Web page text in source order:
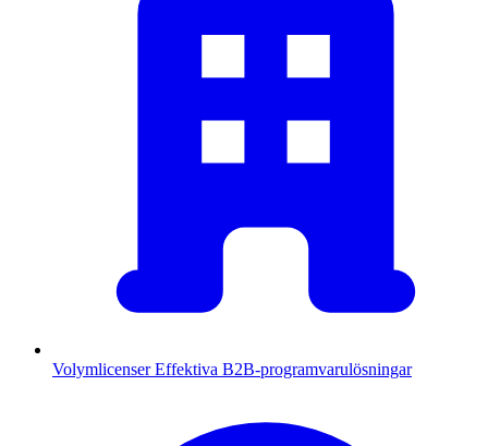
Volymlicenser Effektiva B2B-programvarulösningar